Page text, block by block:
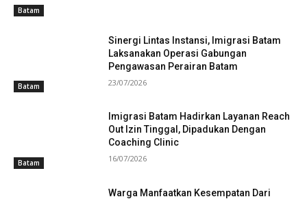
Batam
Batam
Sinergi Lintas Instansi, Imigrasi Batam
Laksanakan Operasi Gabungan
Pengawasan Perairan Batam
23/07/2026
Batam
Imigrasi Batam Hadirkan Layanan Reach
Out Izin Tinggal, Dipadukan Dengan
Coaching Clinic
16/07/2026
Warga Manfaatkan Kesempatan Dari